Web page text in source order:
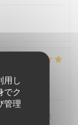
用し
でク
管理
質-価格
Le cadre est